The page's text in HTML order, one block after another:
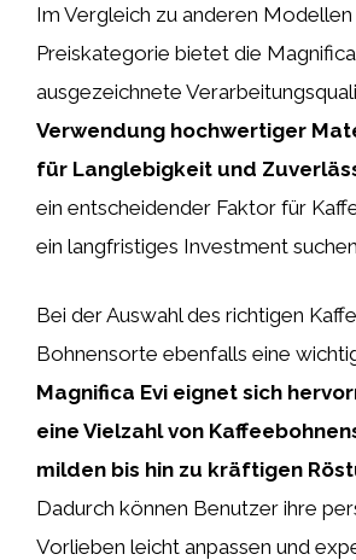
Im Vergleich zu anderen
Preiskategorie bietet die
ausgezeichnete
Verwendung hochwertiger
für Langlebigkeit und
ein entscheidender Faktor für
ein langfristiges Investment
Bei der Auswahl des richtigen
Bohnensorte ebenfalls eine
Magnifica Evi eignet sich
eine Vielzahl von
milden bis hin zu kräftigen
Dadurch können Benutzer ihre
Vorlieben leicht anpassen und